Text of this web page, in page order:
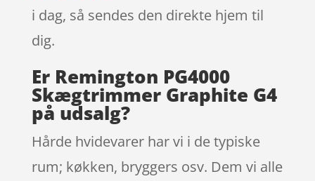
i dag, så sendes den direkte hjem til
dig.
Er Remington PG4000
Skægtrimmer Graphite G4
på udsalg?
Hårde hvidevarer har vi i de typiske
rum; køkken, bryggers osv. Dem vi alle